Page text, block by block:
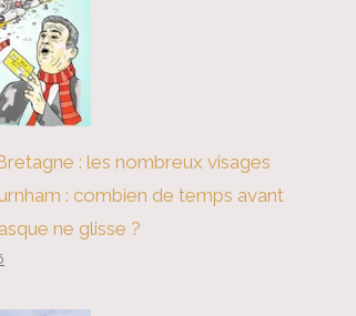
: les nombreux visages
: combien de temps avant
ne glisse ?